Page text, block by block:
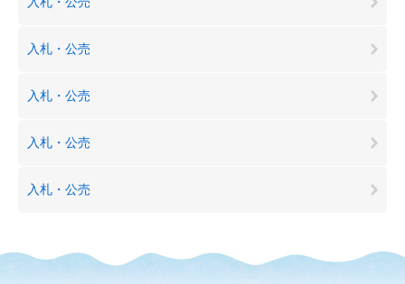
入札・公売
入札・公売
入札・公売
入札・公売